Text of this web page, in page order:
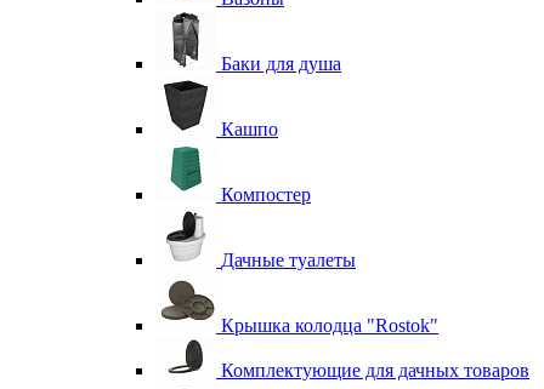
Баки для душа
Кашпо
Компостер
Дачные туалеты
Крышка колодца "Rostok"
Комплектующие для дачных товаров